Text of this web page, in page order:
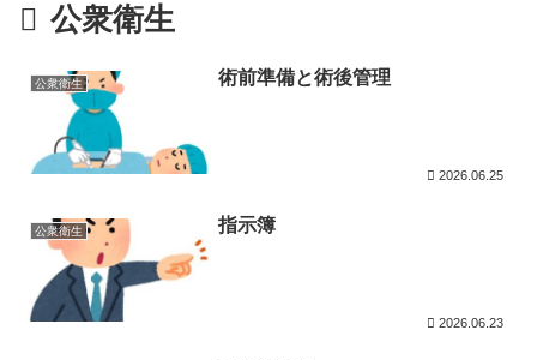
公衆衛生
公衆衛生 術前準備と術後管理
2026.06.25
公衆衛生 指示簿
2026.06.23